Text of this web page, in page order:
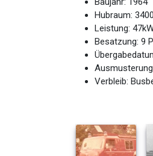
Hubraum:
Leistung:
Besatzung: 9
Verbleib: